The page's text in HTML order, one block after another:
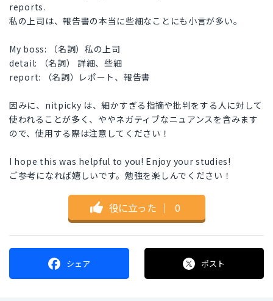
reports.
私の上司は、報告書の本当に些細なことにも小言が多い。
My boss: （名詞）私の上司
detail: （名詞） 詳細、些細
report: （名詞）レポート、報告書
因みに、nitpicky は、細かすぎる指摘や批判をする人に対して
使われることが多く、ややネガティブなニュアンスを含みます
ので、使用する際は注意してください！
I hope this was helpful to you! Enjoy your studies!
ご参考になれば嬉しいです。勉強を楽しんでください！
役に立った ｜ 0
シェア ポスト